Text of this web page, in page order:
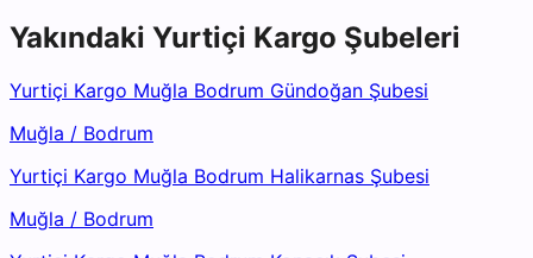
Yakındaki Yurtiçi Kargo Şubeleri
Yurtiçi Kargo Muğla Bodrum Gündoğan Şubesi
Muğla / Bodrum
Yurtiçi Kargo Muğla Bodrum Halikarnas Şubesi
Muğla / Bodrum